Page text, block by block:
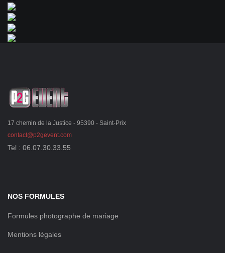
17 chemin de la Justice - 95390 - Saint-Prix
contact@p2gevent.com
Tel : 06.07.30.33.55
NOS FORMULES
Formules photographe de mariage
Mentions légales